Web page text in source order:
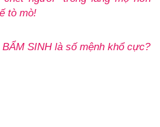
tò mò!
SINH là số mệnh khổ cực?